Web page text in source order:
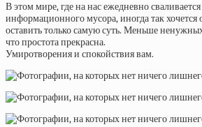
В этоммире, где на нас ежедневно
информационного мусора, иногда так хочется
оставить только самую суть. Меньше
что простота прекрасна.
Умиротворения и спокойствия вам.